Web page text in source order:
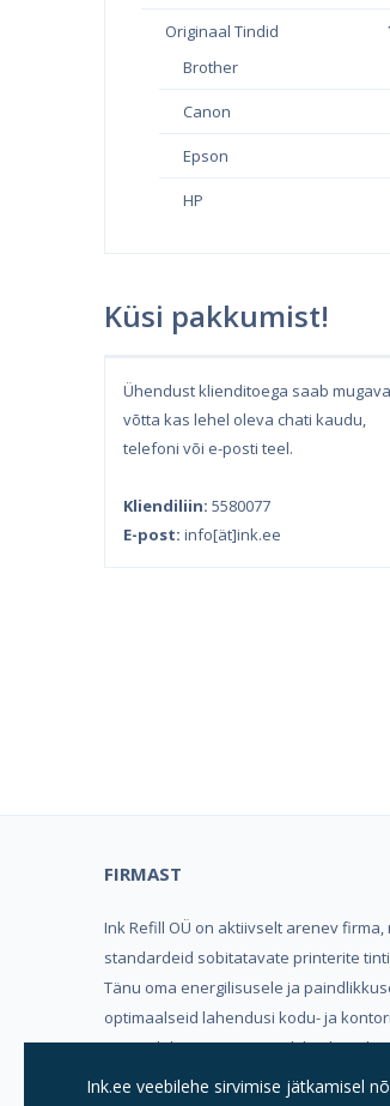
Originaal Tindid
Brother
Canon
Epson
HP
Küsi pakkumist!
Ühendust klienditoega saab
võtta kas lehel oleva chati kaudu,
telefoni või e-posti teel.
Kliendiliin: 5580077
E-post: info[ät]ink.ee
FIRMAST
Ink Refill OÜ on aktiivselt arenev firma,
standardeid sobitatavate printerite
Tänu oma energilisusele ja
optimaalseid lahendusi kodu- ja
vaja valida mugavuse, trükikvaliteedi
Ink.ee veebilehe sirvimise jätkamisel